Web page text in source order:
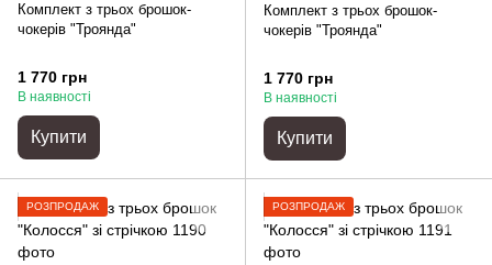
Комплект з трьох брошок-
чокерів "Троянда"
1 770 грн
В наявності
Купити
Комплект з трьох брошок-
чокерів "Троянда"
1 770 грн
В наявності
Купити
РОЗПРОДАЖ РОЗПРОДАЖ